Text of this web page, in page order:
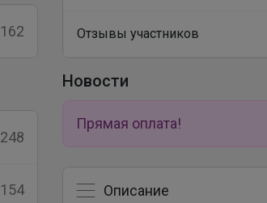
162
248
154
Отзывы участников
Новости
Прямая оплата!
Описание